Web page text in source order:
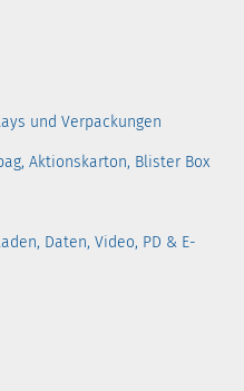
und Verpackungen
Aktionskarton, Blister Box
Daten, Video, PD & E-